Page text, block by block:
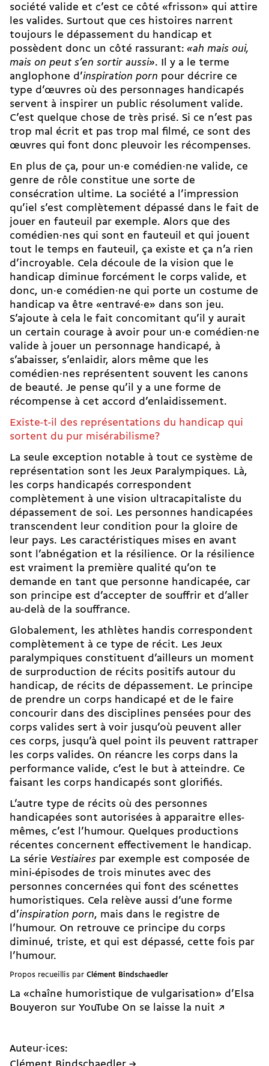
société valide et c’est ce côté «frisson» qui attire
les valides. Surtout que ces histoires narrent
toujours le dépassement du handicap et
possèdent donc un côté rassurant: «ah mais oui,
mais on peut s’en sortir aussi». Il y a le terme
anglophone d’inspiration porn pour décrire ce
type d’œuvres où des personnages handicapés
servent à inspirer un public résolument valide.
C’est quelque chose de très prisé. Si ce n’est pas
trop mal écrit et pas trop mal filmé, ce sont des
œuvres qui font donc pleuvoir les récompenses.
En plus de ça, pour un·e comédien·ne valide, ce
genre de rôle constitue une sorte de
consécration ultime. La société a l’impression
qu’iel s’est complètement dépassé dans le fait de
jouer en fauteuil par exemple. Alors que des
comédien·nes qui sont en fauteuil et qui jouent
tout le temps en fauteuil, ça existe et ça n’a rien
d’incroyable. Cela découle de la vision que le
handicap diminue forcément le corps valide, et
donc, un·e comédien·ne qui porte un costume de
handicap va être «entravé·e» dans son jeu.
S’ajoute à cela le fait concomitant qu’il y aurait
un certain courage à avoir pour un·e comédien·ne
valide à jouer un personnage handicapé, à
s’abaisser, s’enlaidir, alors même que les
comédien·nes représentent souvent les canons
de beauté. Je pense qu’il y a une forme de
récompense à cet accord d’enlaidissement.
Existe-t-il des représentations du handicap qui
sortent du pur misérabilisme?
La seule exception notable à tout ce système de
représentation sont les Jeux Paralympiques. Là,
les corps handicapés correspondent
complètement à une vision ultra­capitaliste du
dépassement de soi. Les personnes handicapées
transcendent leur condition pour la gloire de
leur pays. Les caractéristiques mises en avant
sont l’abnégation et la résilience. Or la résilience
est vraiment la première qualité qu’on te
demande en tant que personne handicapée, car
son principe est d’accepter de souffrir et d’aller
au-delà de la souffrance.
Globalement, les athlètes handis correspondent
complètement à ce type de récit. Les Jeux
paralympiques constituent d’ailleurs un moment
de surproduction de récits positifs autour du
handicap, de récits de dépassement. Le principe
de prendre un corps handicapé et de le faire
concourir dans des disciplines pensées pour des
corps valides sert à voir jusqu’où peuvent aller
ces corps, jusqu’à quel point ils peuvent rattraper
les corps valides. On réancre les corps dans la
performance valide, c’est le but à atteindre. Ce
faisant les corps handicapés sont glorifiés.
L’autre type de récits où des personnes
handicapées sont autorisées à apparaitre elles-
mêmes, c’est l’humour. Quelques productions
récentes concernent effectivement le handicap.
La série Vestiaires par exemple est composée de
mini-­épisodes de trois minutes avec des
personnes concernées qui font des scénettes
humoristiques. Cela relève aussi d’une forme
d’inspiration porn, mais dans le registre de
l’humour. On retrouve ce principe du corps
diminué, triste, et qui est dépassé, cette fois par
l’humour.
Propos recueillis par Clément Bindschaedler
La «chaîne humoristique de vulgarisation» d’Elsa
Bouyeron sur YouTube On se laisse la nuit ↗︎
Auteur·ices: